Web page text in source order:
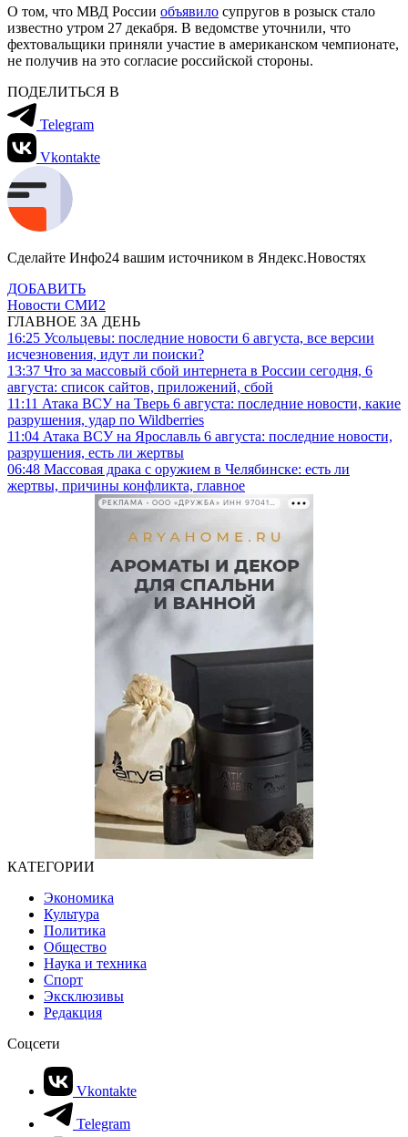
О том, что МВД России объявило супругов в розыск стало
известно утром 27 декабря. В ведомстве уточнили, что
фехтовальщики приняли участие в американском чемпионате,
не получив на это согласие российской стороны.
ПОДЕЛИТЬСЯ В
Telegram
Vkontakte
Сделайте Инфо24 вашим источником в Яндекс.Новостях
ДОБАВИТЬ
Новости СМИ2
ГЛАВНОЕ ЗА ДЕНЬ
16:25 Усольцевы: последние новости 6 августа, все версии
исчезновения, идут ли поиски?
13:37 Что за массовый сбой интернета в России сегодня, 6
августа: список сайтов, приложений, сбой
11:11 Атака ВСУ на Тверь 6 августа: последние новости, какие
разрушения, удар по Wildberries
11:04 Атака ВСУ на Ярославль 6 августа: последние новости,
разрушения, есть ли жертвы
06:48 Массовая драка с оружием в Челябинске: есть ли
жертвы, причины конфликта, главное
РЕКЛАМА • ООО «ДРУЖБА» ИНН 9704146411
КАТЕГОРИИ
Экономика
Культура
Политика
Общество
Наука и техника
Спорт
Эксклюзивы
Редакция
Соцсети
Vkontakte
Telegram